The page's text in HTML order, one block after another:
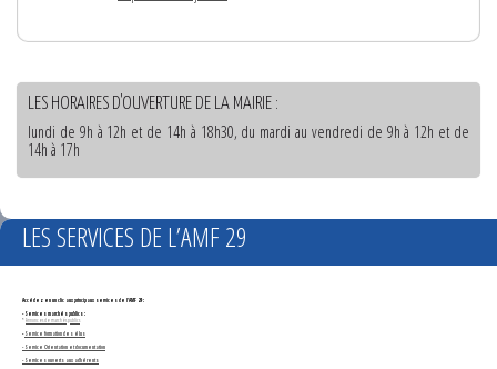
LES HORAIRES D'OUVERTURE DE LA MAIRIE :
lundi de 9h à 12h et de 14h à 18h30, du mardi au vendredi de 9h à 12h et de
14h à 17h
LES SERVICES DE L’AMF 29
Accédez en un clic aux principaux services de l'AMF 29 :
- Services marchés publics :
*Annonces de marchés publics
-Service formation des élus
- Service Orientation et documentation
- Services ouverts aux adhérents